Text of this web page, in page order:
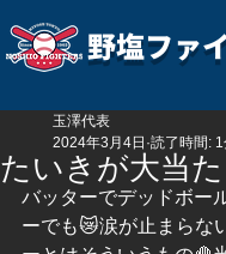
野塩ファ
たいきが大当
玉澤代表
2024年3月4日 読了時間:
バッターでデッドボー
ーでも😿涙が止まらな